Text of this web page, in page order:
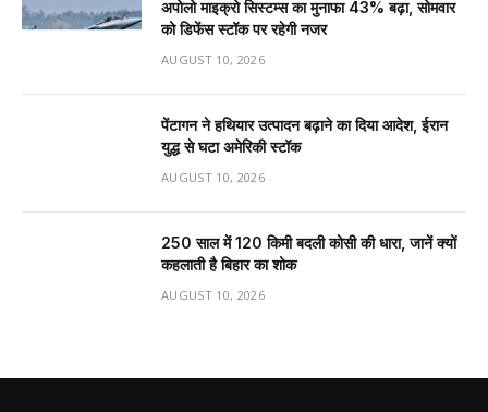
अपोलो माइक्रो सिस्टम्स का मुनाफा 43% बढ़ा, सोमवार
को डिफेंस स्टॉक पर रहेगी नजर
AUGUST 10, 2026
पेंटागन ने हथियार उत्पादन बढ़ाने का दिया आदेश, ईरान
युद्ध से घटा अमेरिकी स्टॉक
AUGUST 10, 2026
250 साल में 120 किमी बदली कोसी की धारा, जानें क्यों
कहलाती है बिहार का शोक
AUGUST 10, 2026